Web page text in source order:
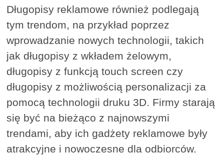
Długopisy reklamowe również podlegają
tym trendom, na przykład poprzez
wprowadzanie nowych technologii, takich
jak długopisy z wkładem żelowym,
długopisy z funkcją touch screen czy
długopisy z możliwością personalizacji za
pomocą technologii druku 3D. Firmy starają
się być na bieżąco z najnowszymi
trendami, aby ich gadżety reklamowe były
atrakcyjne i nowoczesne dla odbiorców.